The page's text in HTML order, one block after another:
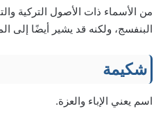
من الأسماء ذات الأصول التركية
البنفسج، ولكنه قد يشير أيضًا إلى
شكيمة
اسم يعني الإباء والعزة.